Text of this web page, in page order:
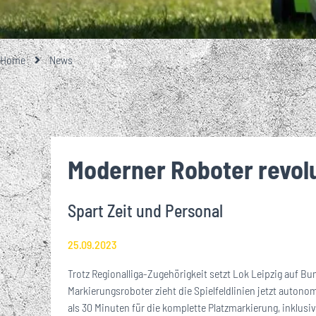
GESCHICHTE
VEREINSHISTORIE
EHRENMITGLIEDER
BREITENSPORT
WIRTSCHAFTSRAT
JOBS
ALLES
LOK
TEAMFOTO
UNSERE 1.
EISENBAHNER-TALENTE-SCHULE
FUSSBALLSCHULE
LOKRUF
UNSERE
EIN
GROSSE UND
Home
News
Moderner Roboter
Spart Zeit und Personal
25.09.2023
Trotz Regionalliga-Zugehörigkeit setzt Lok Leipzig auf
Markierungsroboter zieht die Spielfeldlinien jetzt
als 30 Minuten für die komplette Platzmarkierung,